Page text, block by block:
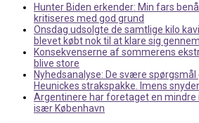
Hunter Biden erkender: Min fars
kritiseres med god grund
Onsdag udsolgte de samtlige kilo
blevet købt nok til at klare sig
Konsekvenserne af sommerens
blive store
Nyhedsanalyse: De svære
Heunickes strakspakke. Imens
Argentinere har foretaget en mindre
især København